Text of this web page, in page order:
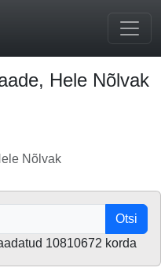
Hele Nõlvak
Nõlvak
Otsi
10810672 korda